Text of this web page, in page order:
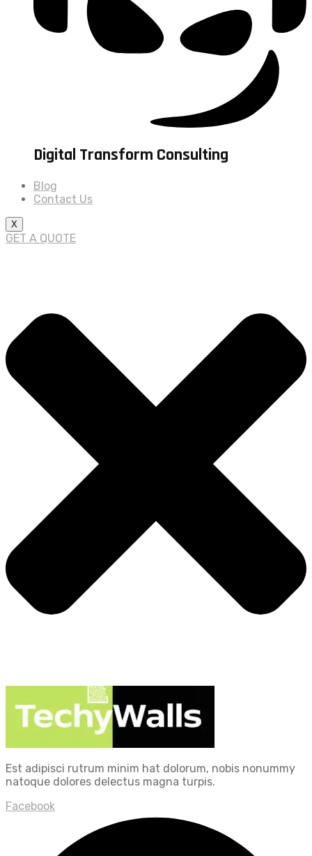
Digital Transform Consulting
Blog
Contact Us
X
GET A QUOTE
Est adipisci rutrum minim hat dolorum, nobis nonummy
natoque dolores delectus magna turpis.
Facebook